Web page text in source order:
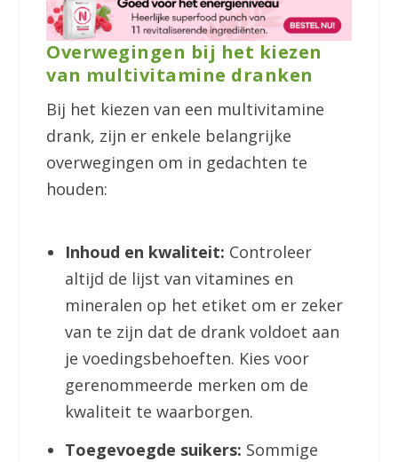
Overwegingen bij het kiezen
van multivitamine dranken
Bij het kiezen van een multivitamine
drank, zijn er enkele belangrijke
overwegingen om in gedachten te
houden:
Inhoud en kwaliteit: Controleer
altijd de lijst van vitamines en
mineralen op het etiket om er zeker
van te zijn dat de drank voldoet aan
je voedingsbehoeften. Kies voor
gerenommeerde merken om de
kwaliteit te waarborgen.
Toegevoegde suikers: Sommige